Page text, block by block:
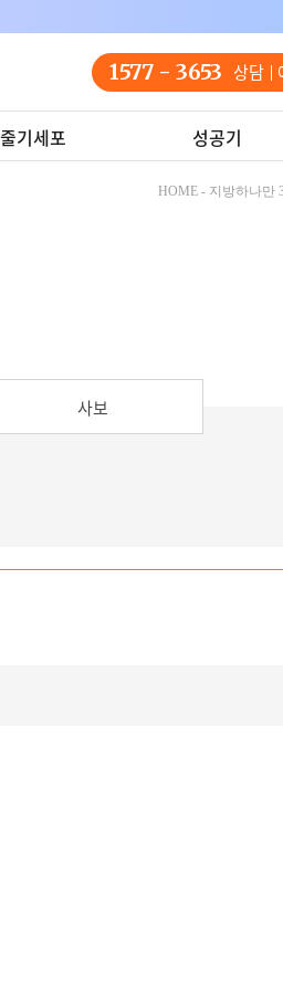
1577 - 3653 상담
기세포 성공기
HOME - 지방하나만
사보